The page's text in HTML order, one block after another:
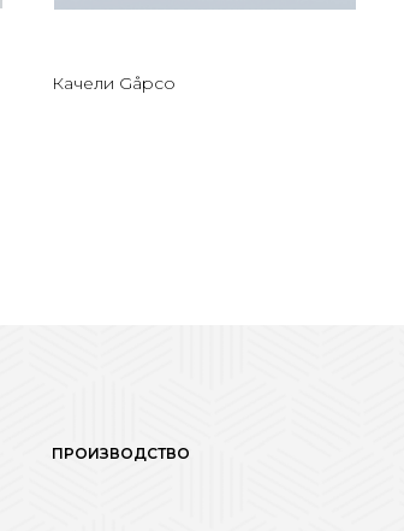
Качели Gåpco
ПРОИЗВОДСТВО